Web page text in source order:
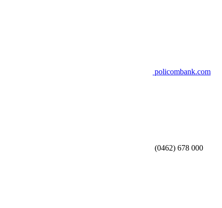
policombank.com
(0462) 678 000